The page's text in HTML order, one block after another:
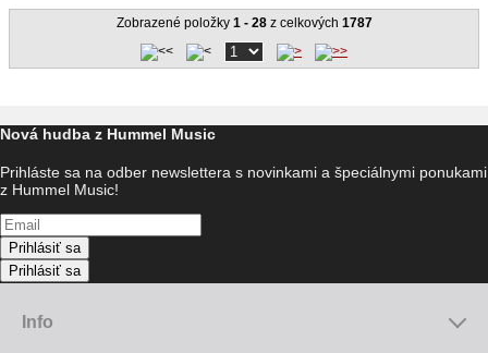
Zobrazené položky 1 - 28z celkových 1787
Nová hudba z Hummel Music
Prihláste sa na odber newslettera s novinkami a špeciálnymi ponukami
z Hummel Music!
Prihlásiť sa
Prihlásiť sa
Info